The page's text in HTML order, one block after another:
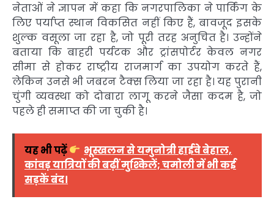
नेताओं ने ज्ञापन में कहा कि नगरपालिका ने पार्किंग के
लिए पर्याप्त स्थान विकसित नहीं किए हैं, बावजूद इसके
शुल्क वसूला जा रहा है, जो पूरी तरह अनुचित है। उन्होंने
बताया कि बाहरी पर्यटक और ट्रांसपोर्टर केवल नगर
सीमा से होकर राष्ट्रीय राजमार्ग का उपयोग करते हैं,
लेकिन उनसे भी जबरन टैक्स लिया जा रहा है। यह पुरानी
चुंगी व्यवस्था को दोबारा लागू करने जैसा कदम है, जो
पहले ही समाप्त की जा चुकी है।
यह भी पढ़ें
भूस्खलन से यमुनोत्री हाईवे बेहाल,
कांवड़ यात्रियों की बढ़ीं मुश्किलें; चमोली में भी कई
सड़कें बंद।